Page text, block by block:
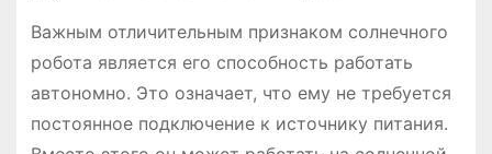
Важным отличительным признаком солнечного
робота является его способность работать
автономно. Это означает, что ему не требуется
постоянное подключение к источнику питания.